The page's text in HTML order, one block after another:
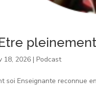
18, 2026 |Podcast
soi Enseignante reconnue